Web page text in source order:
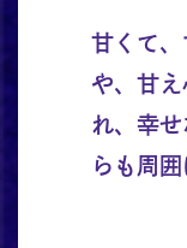
甘くて
や、甘
れ、幸
らも周